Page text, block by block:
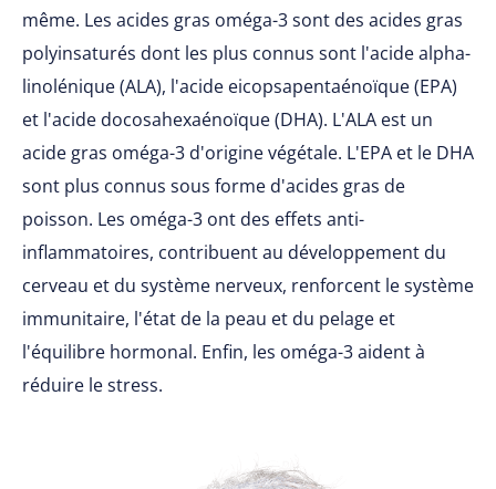
même. Les acides gras oméga-3 sont des acides gras
polyinsaturés dont les plus connus sont l'acide alpha-
linolénique (ALA), l'acide eicopsapentaénoïque (EPA)
et l'acide docosahexaénoïque (DHA). L'ALA est un
acide gras oméga-3 d'origine végétale. L'EPA et le DHA
sont plus connus sous forme d'acides gras de
poisson. Les oméga-3 ont des effets anti-
inflammatoires, contribuent au développement du
cerveau et du système nerveux, renforcent le système
immunitaire, l'état de la peau et du pelage et
l'équilibre hormonal. Enfin, les oméga-3 aident à
réduire le stress.